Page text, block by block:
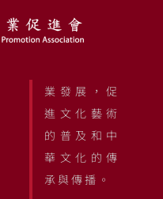
業發展，促
進文化藝術
的普及和中
華文化的傳
承與傳播。